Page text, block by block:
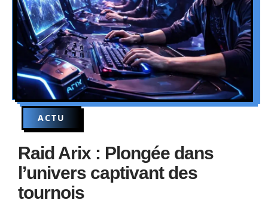
ACTU
Raid Arix : Plongée dans
l’univers captivant des
tournois